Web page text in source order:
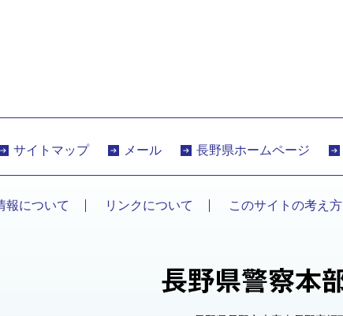
サイトマップ メール 長野県ホームページ
報について リンクについて このサイトの考え方